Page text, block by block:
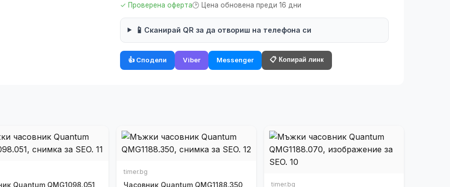
✓ Проверена оферта🕑 Цена обновена преди 16 дни
📱 Сканирай QR за да отвориш на телефона си
👍 Сподели Viber Messenger 📋 Копирай линк
Quantum QMG1098.051
timer.bg
Часовник Quantum QMG1188.350 timer.bg